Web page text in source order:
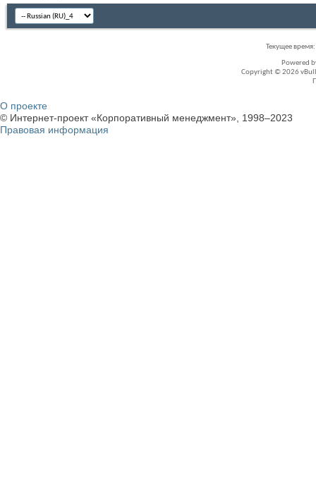
Текущее время:
Powered
Copyright © 2026
О проекте
© Интернет-проект «Корпоративный менеджмент», 1998–2023
Правовая информация